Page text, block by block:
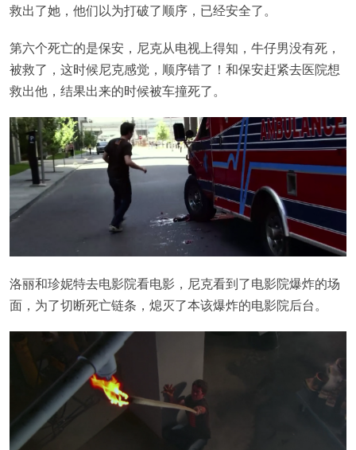
救出了她，他们以为打破了顺序，已经安全了。
第六个死亡的是保安，尼克从电视上得知，牛仔男没有死，
被救了，这时候尼克感觉，顺序错了！和保安赶紧去医院想
救出他，结果出来的时候被车撞死了。
洛丽和珍妮特去电影院看电影，尼克看到了电影院爆炸的场
面，为了切断死亡链条，熄灭了本该爆炸的电影院后台。